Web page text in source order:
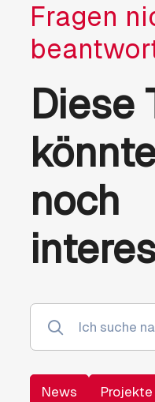
Fragen
Diese
noch
News Projekte